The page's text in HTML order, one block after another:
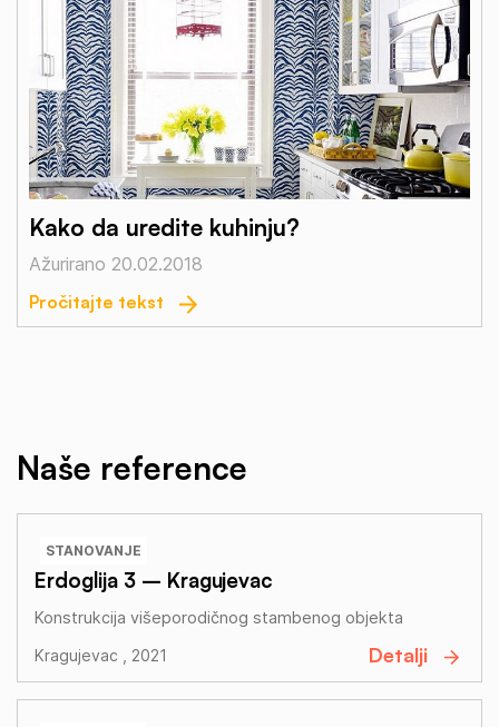
Kako da uredite kuhinju?
Ažurirano 20.02.2018
Pročitajte tekst
Naše reference
STANOVANJE
Erdoglija 3 – Kragujevac
Konstrukcija višeporodičnog stambenog objekta
Kragujevac , 2021
Detalji